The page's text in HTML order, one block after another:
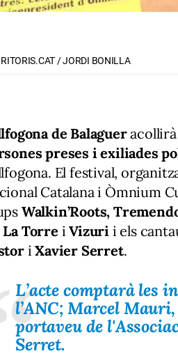
/ JORDI BONILLA
de Balaguer
preses i exiliades
El festival,
Catalana i Òmnium
Walkin’Roots,
La Torre i Vizuri i els
iXavier Serret.
L’acte comptarà les
l’ANC; Marcel Mauri
portaveu de l'
Serret.